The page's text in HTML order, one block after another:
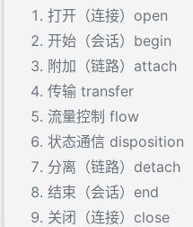
打开（连接）open
开始（会话）begin
附加（链路）attach
传输 transfer
流量控制 flow
状态通信 disposition
分离（链路）detach
结束（会话）end
关闭（连接）close